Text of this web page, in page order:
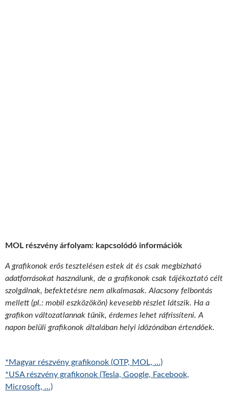
MOL részvény árfolyam: kapcsolódó információk
A grafikonok erős tesztelésen estek át és csak megbízható
adatforrásokat használunk, de a grafikonok csak tájékoztató célt
szolgálnak, befektetésre nem alkalmasak. Alacsony felbontás
mellett (pl.: mobil eszközökön) kevesebb részlet látszik. Ha a
grafikon változatlannak tűnik, érdemes lehet ráfrissíteni. A
napon belüli grafikonok általában helyi időzónában értendőek.
*Magyar részvény grafikonok (OTP, MOL, …)
*USA részvény grafikonok (Tesla, Google, Facebook,
Microsoft, …)